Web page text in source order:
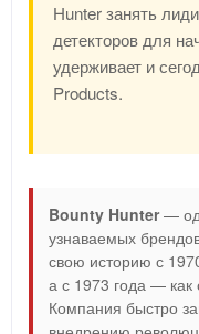
Hunter занять
детекторов для
удерживает и
Products.
Bounty Hunter—
узнаваемых
свою историю с
а с 1973 года — как
Компания быстро